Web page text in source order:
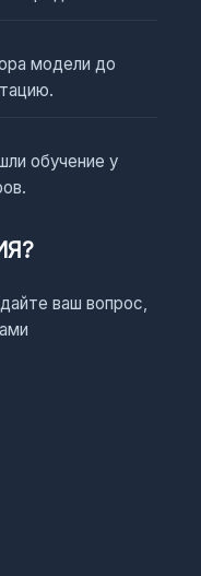
модели до
обучение у
ваш вопрос,